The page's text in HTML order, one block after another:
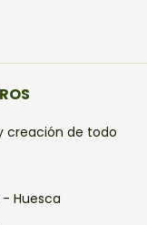
creación de todo
Huesca